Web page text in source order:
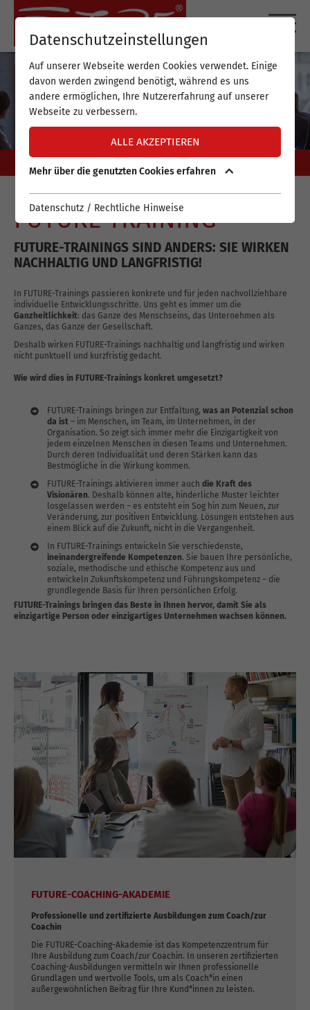
FUTURE TRAINING
FUTURE-TRAININGS SIND ANDERS: SIE WIRKEN
NACHHALTIG UND LANGFRISTIG!
In FUTURE-Trainings passieren konkrete und für jeden nachvollziehbare
individuelle Entwicklungsschritte. Uns geht es immer um die
Ganzheitlichkeit: das Ganze des Menschseins, das Unternehmen als
Ganzes, das Ganze der Gesellschaft.
Deshalb wirken FUTURE-Trainings nachhaltig und langfristig und wirken
nicht punktuell und kurzfristig gedacht.
Wie wird dies in FUTURE-Trainings konkret umgesetzt?
FUTURE-Trainings bringen zur Entfaltung, was an Potenzial schon
da ist – im Menschen, im Team, im Unternehmen, in der
Organisation. So zeigt sich immer mehr die Einzigartigkeit von
jedem einzelnen Menschen in diesen Teams und Unternehmen.
Durch deren Individualität und deren Stärken kann das
Bestmögliche in die Wirkung kommen.
FUTURE-Trainings aktivieren immer auch die Kraft des
Visionären. Deshalb können alte, hinderliche Muster leichter
losgelassen werden – es entsteht ein Sog hin zum Neuen, zur
Veränderung, zur positiven Entwicklung. Lösungen entstehen aus
einem Blick auf die Zukunft, nicht in die Vergangenheit.
In FUTURE-Trainings entwickeln Sie verschiedenste,
ineinandergreifende Kompetenzen. Sie bauen Ihre persönliche,
soziale, methodische und ethische Kompetenz aus und
entwickeln Zukunftskompetenz und Führungskompetenz – die
grundlegende Basis für Ihren persönlichen Erfolg.
FUTURE-Trainings bringen das Beste in Ihnen hervor, damit Sie als
einzigartige Person oder einzigartiges Unternehmen wachsen können.
FUTURE-COACHING-AKADEMIE
Professionelle und zertifizierte Ausbildungen zum Coach/zur
Coachin
Die FUTURE-Coaching-Akademie ist das Kompetenzzentrum für
Ihre Ausbildung zum Coach/zur Coachin. In unseren zertifizierten
Coaching-Ausbildungen vermitteln wir Ihnen professionelle
Grundlagen und wertvolle Tools, um als Coach*in einen
außergewöhnlichen Beitrag für Ihre Kund*innen zu leisten.
Datenschutzeinstellungen
Auf unserer Webseite werden Cookies verwendet. Einige
davon werden zwingend benötigt, während es uns
andere ermöglichen, Ihre Nutzererfahrung auf unserer
Webseite zu verbessern.
ALLE AKZEPTIEREN
Mehr über die genutzten Cookies erfahren
Datenschutz / Rechtliche Hinweise